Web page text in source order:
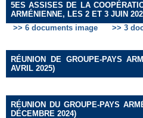
5ES ASSISES DE LA
ARMÉNIENNE, LES 2 ET 3 JUIN
>> 6 documents image
>> 3
RÉUNION DE GROUPE-PAYS
AVRIL 2025)
RÉUNION DU GROUPE-PAYS
DÉCEMBRE 2024)